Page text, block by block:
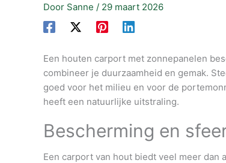
Door Sanne / 29 maart 2026
Een houten carport met zonnepanelen
combineer je duurzaamheid en gemak.
goed voor het milieu en voor de
heeft een natuurlijke uitstraling.
Bescherming en
Een carport van hout biedt veel meer dan